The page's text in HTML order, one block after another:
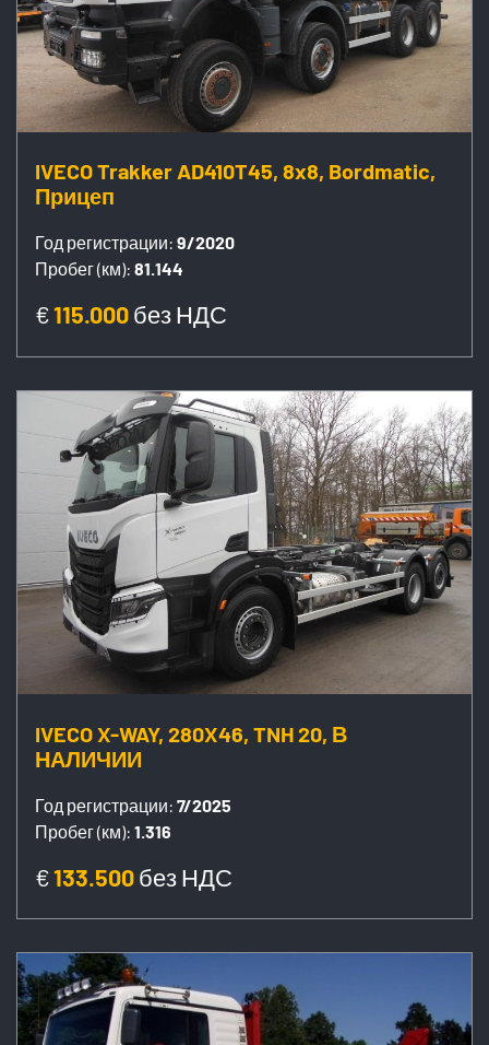
IVECO Trakker AD410T45, 8x8, Bordmatic,
Прицеп
Год регистрации: 9/2020
Пробег (км): 81.144
€115.000без НДС
IVECO X-WAY, 280X46, TNH 20, В
НАЛИЧИИ
Год регистрации: 7/2025
Пробег (км): 1.316
€133.500без НДС